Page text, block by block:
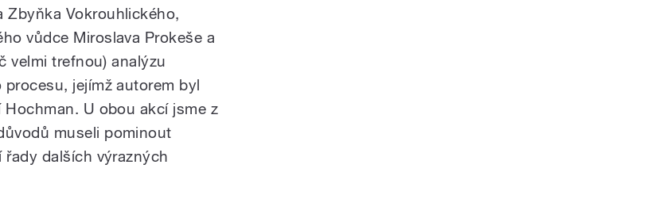
Zbyňka Vokrouhlického,
vůdce Miroslava Prokeše a
velmi trefnou) analýzu
procesu, jejímž autorem byl
Hochman. U obou akcí jsme z
museli pominout
řady dalších výrazných